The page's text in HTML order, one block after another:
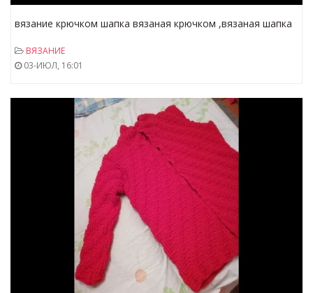
вязание крючком шапка вязаная крючком ,вязаная шапка
ВЯЗАНИЕ
03-ИЮЛ, 16:01